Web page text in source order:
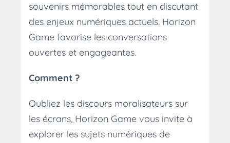
souvenirs mémorables tout en discutant
des enjeux numériques actuels. Horizon
Game favorise les conversations
ouvertes et engageantes.
Comment ?
Oubliez les discours moralisateurs sur
les écrans, Horizon Game vous invite à
explorer les sujets numériques de